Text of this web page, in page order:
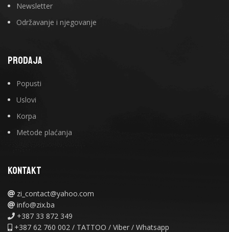
Newsletter
Održavanje i njegovanje
PRODAJA
Popusti
Uslovi
Korpa
Metode plaćanja
KONTAKT
zi_contact@yahoo.com
info@zix.ba
+387 33 872 349
+387 62 760 002 / TATTOO / Viber / Whatsapp